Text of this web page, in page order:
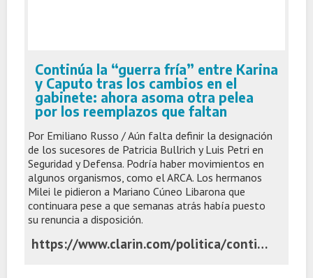
Continúa la “guerra fría” entre Karina
y Caputo tras los cambios en el
gabinete: ahora asoma otra pelea
por los reemplazos que faltan
Por Emiliano Russo / Aún falta definir la designación
de los sucesores de Patricia Bullrich y Luis Petri en
Seguridad y Defensa. Podría haber movimientos en
algunos organismos, como el ARCA. Los hermanos
Milei le pidieron a Mariano Cúneo Libarona que
continuara pese a que semanas atrás había puesto
su renuncia a disposición.
https://www.clarin.com/politica/continua-guerra-fria-karina-caputo-cambios-gabinete-ahora-asoma-pelea-reemplazos-faltan_0_2UP4QHaHGz.html